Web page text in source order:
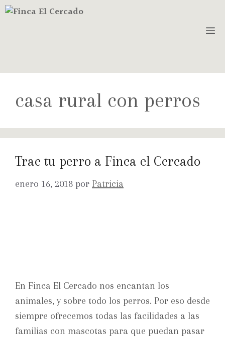
casa rural con perros
Trae tu perro a Finca el Cercado
enero 16, 2018 por Patricia
En Finca El Cercado nos encantan los
animales, y sobre todo los perros. Por eso desde
siempre ofrecemos todas las facilidades a las
familias con mascotas para que puedan pasar